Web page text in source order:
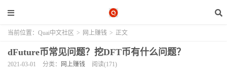
当前位置： Quai中文社区 > 网上赚钱 > 正文
dFuture币常见问题？挖DFT币有什么问题？
2021-03-01 分类： 网上赚钱 阅读(171)